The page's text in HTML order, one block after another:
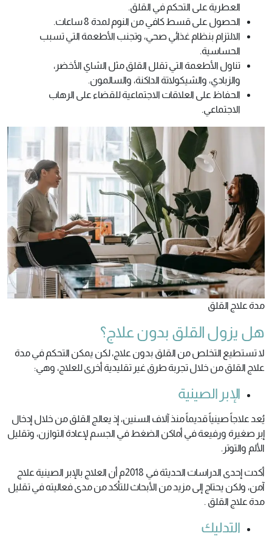
العطرية على التحكم في القلق.
الحصول على قسط كافي من النوم لمدة 8 ساعات.
الالتزام بنظام غذائي صحي، وتجنب الأطعمة التي تسبب
الحساسية.
تناول الأطعمة التي تقلل القلق مثل الشاي الأخضر،
والزبادي، والشيكولاتة الداكنة، والسالمون.
الحفاظ على العلاقات الاجتماعية للقضاء على الرهاب
الاجتماعي.
مدة علاج القلق
هل يزول القلق بدون علاج؟
لا تستطيع التخلص من القلق بدون علاج، لكن يمكن التحكم في مدة
علاج القلق من خلال تجربة طرق غير تقليدية أخرى للعلاج، وهي:
الإبر الصينية
يُعد علاجاً صينياً قديماً منذ آلاف السنين، إذ يعالج القلق من خلال إدخال
إبر صغيرة ورفيعة في أماكن الضغط في الجسم لإعادة التوازن، وتقليل
الألم والتوتر.
أكدت إحدى الدراسات الحديثة في 2018م أن العلاج بالإبر الصينية علاج
آمن، ولكن يحتاج إلى مزيد من الأبحاث للتأكد من مدى فعاليته في تقليل
مدة علاج القلق .
التدليك